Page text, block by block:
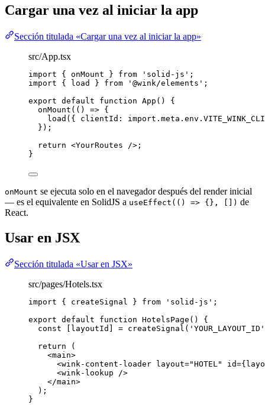
Cargar una vez al iniciar la app
Sección titulada «Cargar una vez al iniciar la app»
src/App.tsx
import { onMount } from ' solid-js ' ;
import { load } from ' @wink/elements ' ;
export default function App ()
{
onMount ( () => {
load ({ clientId: import. meta . env .
});
return <YourRoutes /> ;
}
onMount se ejecuta solo en el navegador después del render inicial
— es el equivalente en SolidJS a useEffect(() => {}, []) de
React.
Usar en JSX
Sección titulada «Usar en JSX»
src/pages/Hotels.tsx
import { createSignal } from ' solid-js ' ;
export default function HotelsPage ()
{
const [
layoutId ] = createSignal ( ' YOUR_LAYOUT_ID '
return (
<main>
<wink-content-loader layout="HOTEL" id={
<wink-lookup />
</main>
);
}